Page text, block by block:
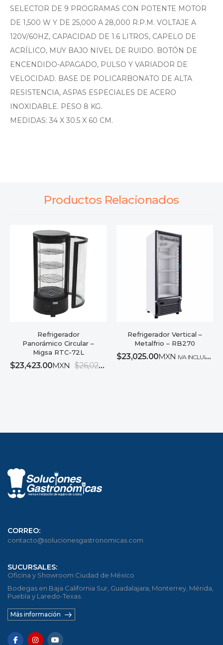
SELECTOR DE 9 PROGRAMAS CON POTENTE MOTOR
DE 1,500 W Y DE 25,000 A 28,000 R.P.M. VOLTAJE A
120V/60HZ, CAPACIDAD DE 1.6 LITROS, CAPELO DE
ACRÍLICO, MUY BAJO NIVEL DE RUIDO. BOTÓN DE
ENCENDIDO-APAGADO, PULSO Y VARIADOR DE
VELOCIDAD. BASE DE POLICARBONATO DE ALTA
RESISTENCIA, ASPAS ESPECIALES DE ACERO
INOXIDABLE. PESO 8 KG.
MEDIDAS: 34 X 30.5 X 60 CM.
Productos Relacionados
Refrigerador
Panorámico Circular –
Migsa RTC-72L
$23,423.00MXN $26,025.00
Refrigerador Vertical –
Metalfrio – RB270
$23,025.00MXN IVA INCLUIDO
CORREO:
contacto@solucionesgastronomicas.com
SUCURSALES:
Oficina y Showroom Ciudad de México
Bodegas en Baja California Sur, Guadalajara, Monterrey, Mérida,
Puebla y Laredo-Texas.
Más información